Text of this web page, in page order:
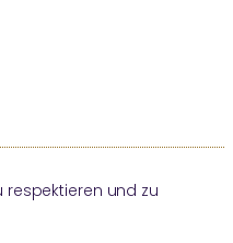
respektieren und zu